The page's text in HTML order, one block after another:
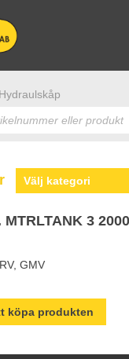
MTRLTANK 3
GMV
köpa produkten